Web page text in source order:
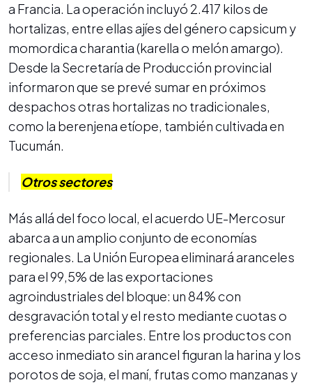
a Francia. La operación incluyó 2.417 kilos de
hortalizas, entre ellas ajíes del género capsicum y
momordica charantia (karella o melón amargo).
Desde la Secretaría de Producción provincial
informaron que se prevé sumar en próximos
despachos otras hortalizas no tradicionales,
como la berenjena etíope, también cultivada en
Tucumán.
Otros sectores
Más allá del foco local, el acuerdo UE-Mercosur
abarca a un amplio conjunto de economías
regionales. La Unión Europea eliminará aranceles
para el 99,5% de las exportaciones
agroindustriales del bloque: un 84% con
desgravación total y el resto mediante cuotas o
preferencias parciales. Entre los productos con
acceso inmediato sin arancel figuran la harina y los
porotos de soja, el maní, frutas como manzanas y